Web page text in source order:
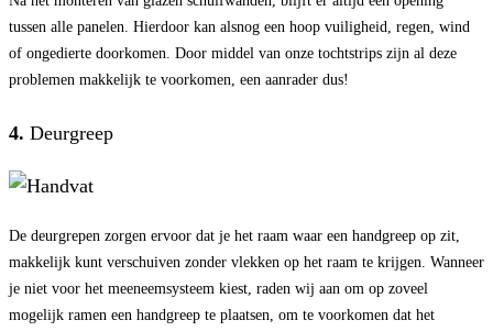
tussen alle panelen. Hierdoor kan alsnog een hoop vuiligheid, regen, wind
of ongedierte doorkomen. Door middel van onze tochtstrips zijn al deze
problemen makkelijk te voorkomen, een aanrader dus!
4. Deurgreep
De deurgrepen zorgen ervoor dat je het raam waar een handgreep op zit,
makkelijk kunt verschuiven zonder vlekken op het raam te krijgen. Wanneer
je niet voor het meeneemsysteem kiest, raden wij aan om op zoveel
mogelijk ramen een handgreep te plaatsen, om te voorkomen dat het